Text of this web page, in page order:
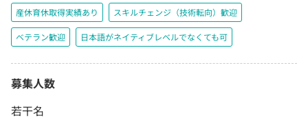
産休育休取得実績あり スキルチェンジ（技術転向）歓迎
ベテラン歓迎 日本語がネイティブレベルでなくても可
募集人数
若干名